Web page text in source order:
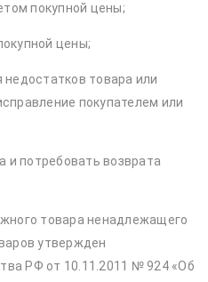
покупной цены;
цены;
недостатков товара или
покупателем или
и потребовать возврата
товара ненадлежащего
утвержден
РФ от 10.11.2011 № 924 «Об